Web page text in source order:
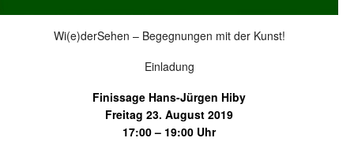
Wi(e)derSehen – Begegnungen mit der Kunst!
Einladung
Finissage Hans-Jürgen Hiby
Freitag 23. August 2019
17:00 – 19:00 Uhr